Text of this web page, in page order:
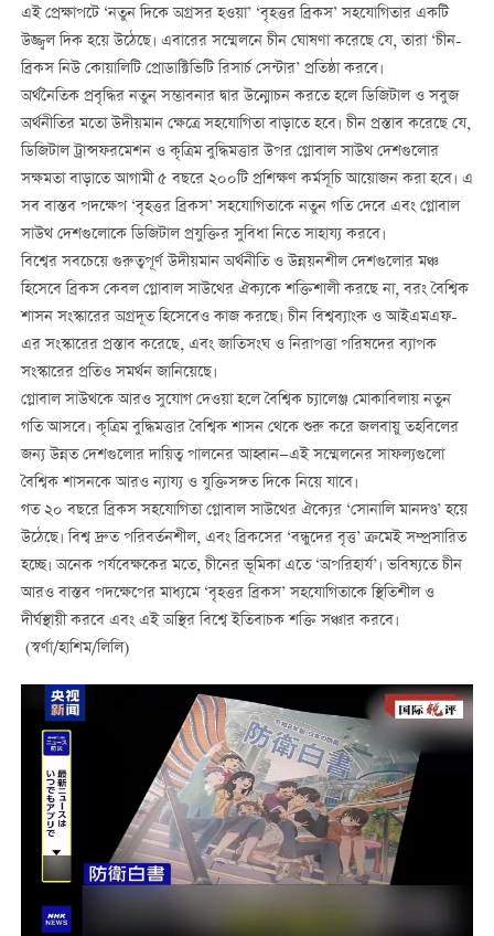
এই প্রেক্ষাপটে ‘নতুন দিকে অগ্রসর হওয়া’ ‘বৃহত্তর ব্রিকস’ সহযোগিতার একটি
উজ্জ্বল দিক হয়ে উঠেছে। এবারের সম্মেলনে চীন ঘোষণা করেছে যে, তারা ‘চীন-
ব্রিকস নিউ কোয়ালিটি প্রোডাক্টিভিটি রিসার্চ সেন্টার’ প্রতিষ্ঠা করবে।
অর্থনৈতিক প্রবৃদ্ধির নতুন সম্ভাবনার দ্বার উন্মোচন করতে হলে ডিজিটাল ও সবুজ
অর্থনীতির মতো উদীয়মান ক্ষেত্রে সহযোগিতা বাড়াতে হবে। চীন প্রস্তাব করেছে যে,
ডিজিটাল ট্রান্সফরমেশন ও কৃত্রিম বুদ্ধিমত্তার উপর গ্লোবাল সাউথ দেশগুলোর
সক্ষমতা বাড়াতে আগামী ৫ বছরে ২০০টি প্রশিক্ষণ কর্মসূচি আয়োজন করা হবে। এ
সব বাস্তব পদক্ষেপ ‘বৃহত্তর ব্রিকস’ সহযোগিতাকে নতুন গতি দেবে এবং গ্লোবাল
সাউথ দেশগুলোকে ডিজিটাল প্রযুক্তির সুবিধা নিতে সাহায্য করবে।
বিশ্বের সবচেয়ে গুরুত্বপূর্ণ উদীয়মান অর্থনীতি ও উন্নয়নশীল দেশগুলোর মঞ্চ
হিসেবে ব্রিকস কেবল গ্লোবাল সাউথের ঐক্যকে শক্তিশালী করছে না, বরং বৈশ্বিক
শাসন সংস্কারের অগ্রদূত হিসেবেও কাজ করছে। চীন বিশ্বব্যাংক ও আইএমএফ-
এর সংস্কারের প্রস্তাব করেছে, এবং জাতিসংঘ ও নিরাপত্তা পরিষদের ব্যাপক
সংস্কারের প্রতিও সমর্থন জানিয়েছে।
গ্লোবাল সাউথকে আরও সুযোগ দেওয়া হলে বৈশ্বিক চ্যালেঞ্জ মোকাবিলায় নতুন
গতি আসবে। কৃত্রিম বুদ্ধিমত্তার বৈশ্বিক শাসন থেকে শুরু করে জলবায়ু তহবিলের
জন্য উন্নত দেশগুলোর দায়িত্ব পালনের আহ্বান—এই সম্মেলনের সাফল্যগুলো
বৈশ্বিক শাসনকে আরও ন্যায্য ও যুক্তিসঙ্গত দিকে নিয়ে যাবে।
গত ২০ বছরে ব্রিকস সহযোগিতা গ্লোবাল সাউথের ঐক্যের ‘সোনালি মানদণ্ড’ হয়ে
উঠেছে। বিশ্ব দ্রুত পরিবর্তনশীল, এবং ব্রিকসের ‘বন্ধুদের বৃত্ত’ ক্রমেই সম্প্রসারিত
হচ্ছে। অনেক পর্যবেক্ষকের মতে, চীনের ভূমিকা এতে ‘অপরিহার্য’। ভবিষ্যতে চীন
আরও বাস্তব পদক্ষেপের মাধ্যমে ‘বৃহত্তর ব্রিকস’ সহযোগিতাকে স্থিতিশীল ও
দীর্ঘস্থায়ী করবে এবং এই অস্থির বিশ্বে ইতিবাচক শক্তি সঞ্চার করবে।
(স্বর্ণা/হাশিম/লিলি)